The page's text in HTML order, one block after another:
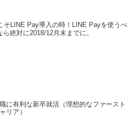
そLINE Pay導入の時！LINE Payを使うべ
絶対に2018/12月末までに。
に有利な新卒就活（理想的なファースト
リア）